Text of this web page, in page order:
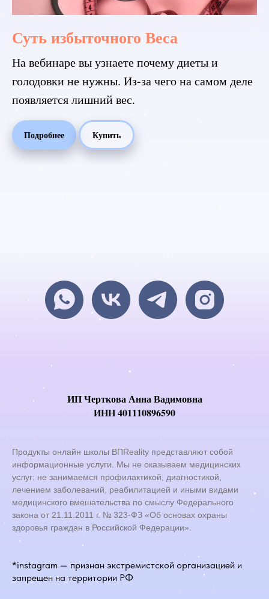
Суть избыточного Веса
На вебинаре вы узнаете почему диеты и
голодовки не нужны. Из-за чего на самом деле
появляется лишний вес.
Подробнее Купить
ИП Черткова Анна Вадимовна
ИНН 401110896590
Продукты онлайн школы ВПReality представляют собой
информационные услуги. Мы не оказываем медицинских
услуг: не занимаемся профилактикой, диагностикой,
лечением заболеваний, реабилитацией и иными видами
медицинского вмешательства по смыслу Федерального
закона от 21.11.2011 г. № 323-ФЗ «Об основах охраны
здоровья граждан в Российской Федерации».
*instagram — признан экстремистской организацией и
запрещен на территории РФ